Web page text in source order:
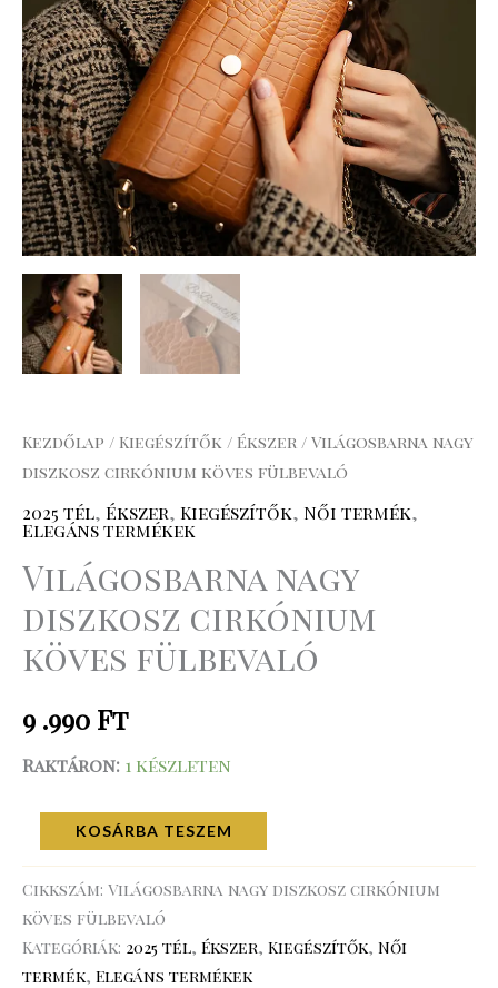
Kezdőlap / Kiegészítők / Ékszer / Világosbarna nagy
diszkosz cirkónium köves fülbevaló
2025 tél, Ékszer, Kiegészítők, Női termék,
Elegáns termékek
Világosbarna nagy
diszkosz cirkónium
köves fülbevaló
9 .990 Ft
Raktáron: 1 készleten
KOSÁRBA TESZEM
Cikkszám: Világosbarna nagy diszkosz cirkónium
köves fülbevaló
Kategóriák: 2025 tél, Ékszer, Kiegészítők, Női
termék, Elegáns termékek